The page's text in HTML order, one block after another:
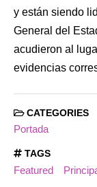
y están siendo
General del
acudieron al
evidencias
CATEGORIES
Portada
TAGS
Featured